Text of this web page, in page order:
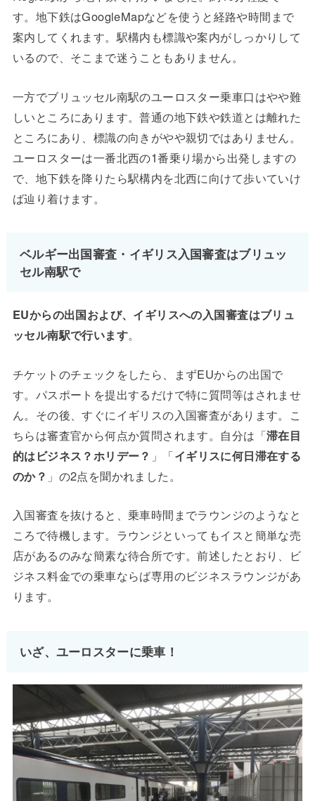
す。地下鉄はGoogleMapなどを使うと経路や時間まで
案内してくれます。駅構内も標識や案内がしっかりして
いるので、そこまで迷うこともありません。
一方でブリュッセル南駅のユーロスター乗車口はやや難
しいところにあります。普通の地下鉄や鉄道とは離れた
ところにあり、標識の向きがやや親切ではありません。
ユーロスターは一番北西の1番乗り場から出発しますの
で、地下鉄を降りたら駅構内を北西に向けて歩いていけ
ば辿り着けます。
ベルギー出国審査・イギリス入国審査はブリュッ
セル南駅で
EUからの出国および、イギリスへの入国審査はブリュ
ッセル南駅で行います。
チケットのチェックをしたら、まずEUからの出国で
す。パスポートを提出するだけで特に質問等はされませ
ん。その後、すぐにイギリスの入国審査があります。こ
ちらは審査官から何点か質問されます。自分は「滞在目
的はビジネス？ホリデー？ 」「イギリスに何日滞在する
のか？ 」の2点を聞かれました。
入国審査を抜けると、乗車時間までラウンジのようなと
ころで待機します。ラウンジといってもイスと簡単な売
店があるのみな簡素な待合所です。前述したとおり、ビ
ジネス料金での乗車ならば専用のビジネスラウンジがあ
ります。
いざ、ユーロスターに乗車！